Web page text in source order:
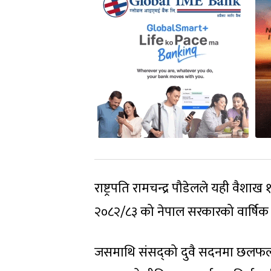
राष्ट्रपति रामचन्द्र पौडेलले यही
२०८२/८३ को नेपाल सरकारको वार्षिक
जसमाथि संसद्को दुवै सदनमा छलफल